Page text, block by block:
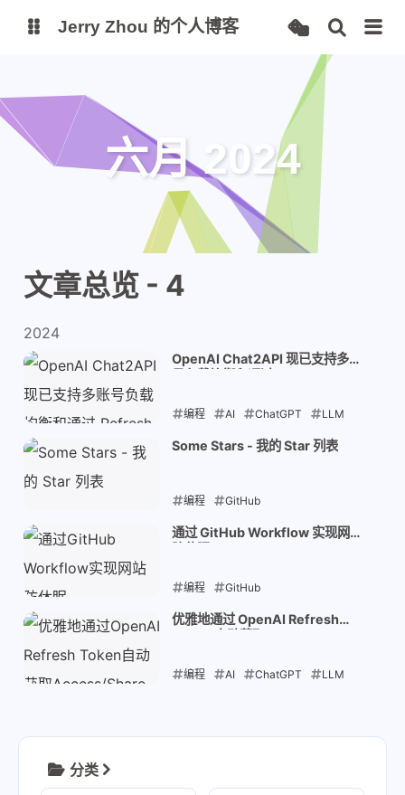
Alist 云盘
AI 镜像站
Jerry Zhou 的个人博客
六月 2024
文章总览 - 4
2024
OpenAI Chat2API 现已支持多账
编程 AI ChatGPT LLM
API
Some Stars - 我的 Star 列表
编程 GitHub
2024-06-18
通过 GitHub Workflow 实现网站
编程 GitHub
2024-06-16
优雅地通过 OpenAI Refresh
编程 AI ChatGPT LLM
分类